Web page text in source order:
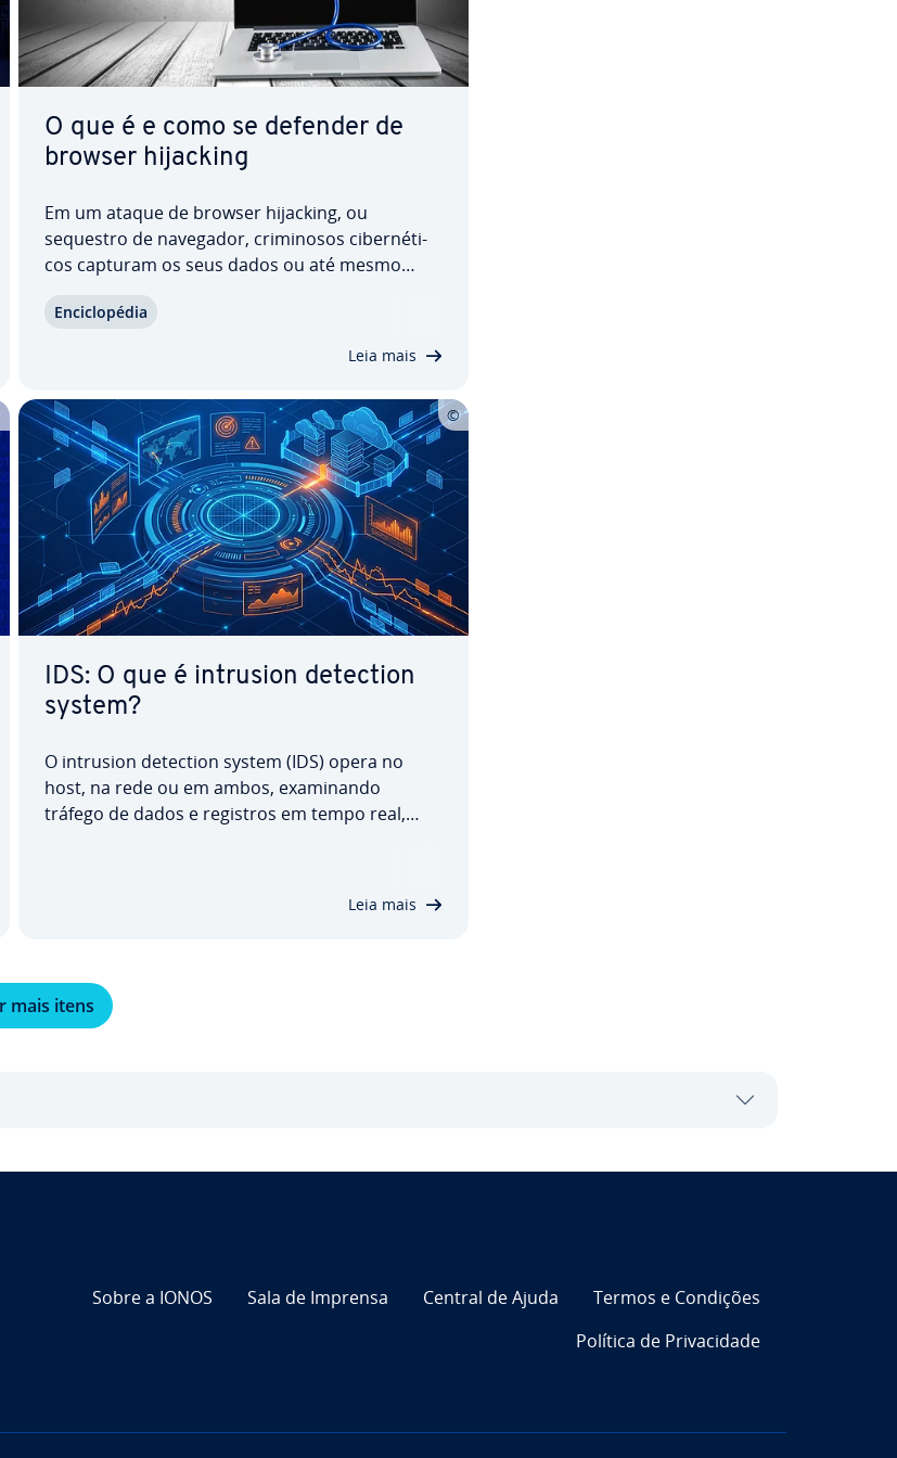
O que é e como se defender de
browser hijacking
Em um ataque de browser hijacking, ou
sequestro de navegador, cri­mi­no­sos ci­ber­né­ti­
cos capturam os seus dados ou até mesmo
Entenda como esse malware funciona, como ele
En­ci­clo­pé­dia
Leia mais
IDS: O que é intrusion detection
system?
O intrusion detection system (IDS) opera no
host, na rede ou em ambos, exa­mi­nando
tráfego de dados e registros em tempo real,
Leia mais
mais itens
Sobre a IONOS Sala de Imprensa Central de Ajuda
Termos e Condições
Política de Pri­va­ci­dade